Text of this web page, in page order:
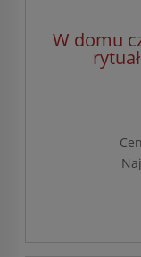
W domu